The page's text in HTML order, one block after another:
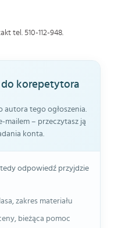
tel. 510-112-948.
do korepetytora
tego ogłoszenia.
mailem – przeczytasz ją
konta.
odpowiedź przyjdzie
zakres materiału
bieżąca pomoc